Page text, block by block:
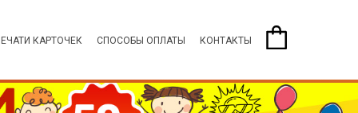
КАРТОЧЕК СПОСОБЫ ОПЛАТЫ КОНТАКТЫ